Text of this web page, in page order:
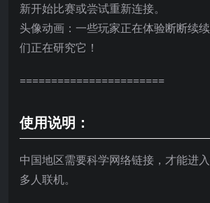
新开始比赛或尝试重新连接。
头像动画：一些玩家正在体验断断续
们正在研究它！
=======================
使用说明：
中国地区需要科学网络链接，才能进
多人联机。